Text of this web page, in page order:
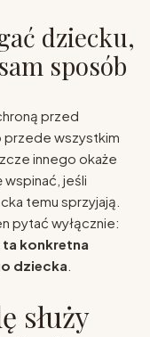
dziecku,
sposób
przed
przede wszystkim
innego okaże
jeśli
temu sprzyjają.
pytać wyłącznie:
ta konkretna
dziecka
służy